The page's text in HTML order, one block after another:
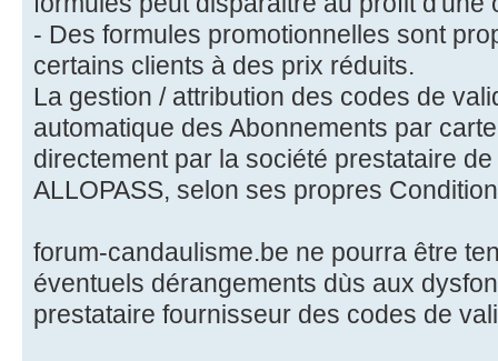
- Des formules promotionnelles sont
certains clients à des prix réduits.
La gestion / attribution des codes de
automatique des Abonnements par
directement par la société prestataire
ALLOPASS, selon ses propres
forum-candaulisme.be ne pourra être
éventuels dérangements dùs aux
prestataire fournisseur des codes de